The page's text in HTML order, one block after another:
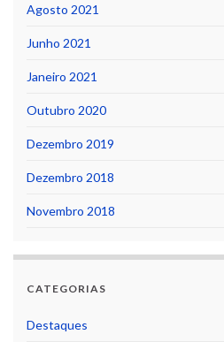
Agosto 2021
Junho 2021
Janeiro 2021
Outubro 2020
Dezembro 2019
Dezembro 2018
Novembro 2018
CATEGORIAS
Destaques